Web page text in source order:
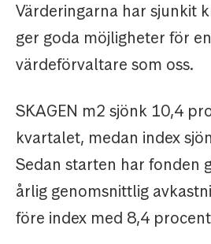
Värderingarna har sjunkit
ger goda möjligheter för
värdeförvaltare som oss.
SKAGEN m2 sjönk 10,4
kvartalet, medan index
Sedan starten har fonden
årlig genomsnittlig
före index med 8,4